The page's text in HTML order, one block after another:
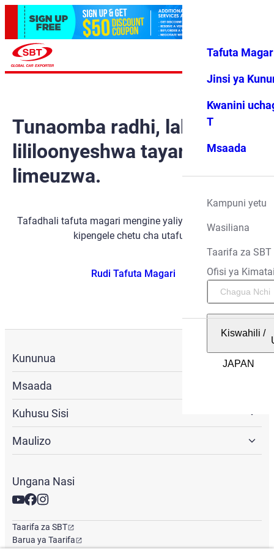
Vipendwa
Menyu
Tafuta
Jinsi ya
Kwanini
T
Msaada
Kampuni yetu
Wasiliana
Taarifa za SBT
Ofisi ya
Kiswahili /
Tunaomba radhi, lakini gari
lililoonyeshwa tayari
limeuzwa.
Tafadhali tafuta magari mengine yaliyopo kwa kutumia
kipengele chetu cha utafutaji.
Rudi Tafuta Magari
Kununua
Msaada
Kuhusu Sisi
Maulizo
Ungana Nasi
Taarifa za SBT
Barua ya Taarifa